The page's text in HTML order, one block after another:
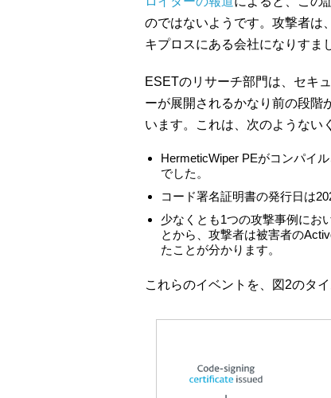
のではないようです。攻撃者は
キプロスにある会社になりすま
ESETのリサーチ部門は、セキ
ーが展開されるかなり前の段階
います。これは、次のようない
HermeticWiper PEがコンパイ
でした。
コード署名証明書の発行日は
少なくとも1つの攻撃事例にお
とから、攻撃者は被害者の
たことが分かります。
これらのイベントを、図2のタ